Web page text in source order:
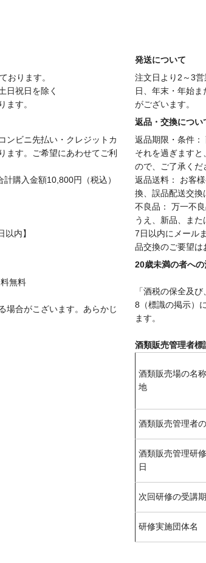
おります。
日祝日を除く
ます。
ンビニ先払い・クレジットカ
ます。ご希望にあわせてご利
購入金額10,800円（税込）
以内】
無料
場合がこざいます。あらかじ
発送について
注文日より2～3
日、年末・年始
がございます。
返品・交換につい
返品期限・条件：
それを過ぎます
ので、ご了承くだ
返品送料： お客
換、誤品配送交換
不良品： 万一不
うえ、新品、ま
7日以内にメール
品交換のご要望は
20歳未満の者への
「酒税の保全及
8（標識の掲示）
ます。
酒類販売管理者標
酒類販売場の名
地
酒類販売管理者
酒類販売管理研
日
次回研修の受講
研修実施団体名